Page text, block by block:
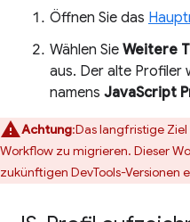
Öffnen Sie das
Wählen Sie Weitere
aus. Der alte Profiler
namens JavaScript
Achtung:Das langfristige
Workflow zu migrieren. Dieser
zukünftigen DevTools-Versionen